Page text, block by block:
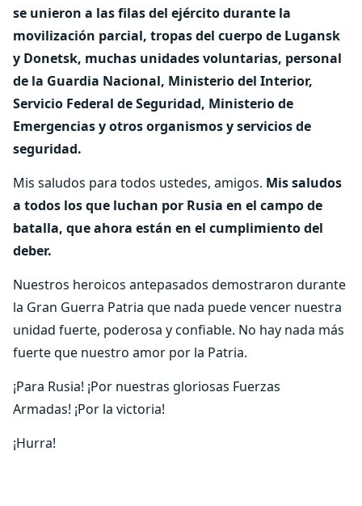
se unieron a las filas del ejército durante la
movilización parcial, tropas del cuerpo de Lugansk
y Donetsk, muchas unidades voluntarias, personal
de la Guardia Nacional, Ministerio del Interior,
Servicio Federal de Seguridad, Ministerio de
Emergencias y otros organismos y servicios de
seguridad.
Mis saludos para todos ustedes, amigos. Mis saludos
a todos los que luchan por Rusia en el campo de
batalla, que ahora están en el cumplimiento del
deber.
Nuestros heroicos antepasados ​​demostraron durante
la Gran Guerra Patria que nada puede vencer nuestra
unidad fuerte, poderosa y confiable. No hay nada más
fuerte que nuestro amor por la Patria.
¡Para Rusia! ¡Por nuestras gloriosas Fuerzas
Armadas! ¡Por la victoria!
¡Hurra!